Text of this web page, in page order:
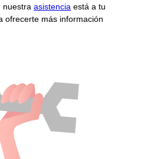
nuestra asistencia está a tu
ofrecerte más información